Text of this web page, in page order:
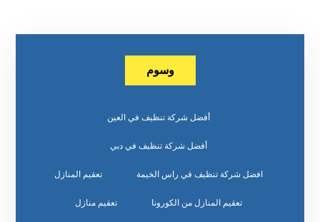
وسوم
أفضل شركة تنظيف في العين
أفضل شركة تنظيف في دبي
افضل شركة تنظيف في راس الخيمة تعقيم المنازل
تعقيم المنازل من الكورونا تعقيم منازل